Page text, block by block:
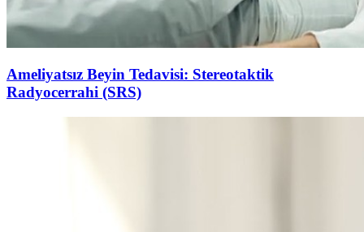
Ameliyatsız Beyin Tedavisi: Stereotaktik
Radyocerrahi (SRS)